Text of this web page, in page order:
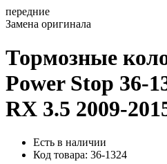
передние
Замена оригинала
Тормозные
Power Stop 36-
RX 3.5 2009-
Есть в наличии
Код товара: 36-1324